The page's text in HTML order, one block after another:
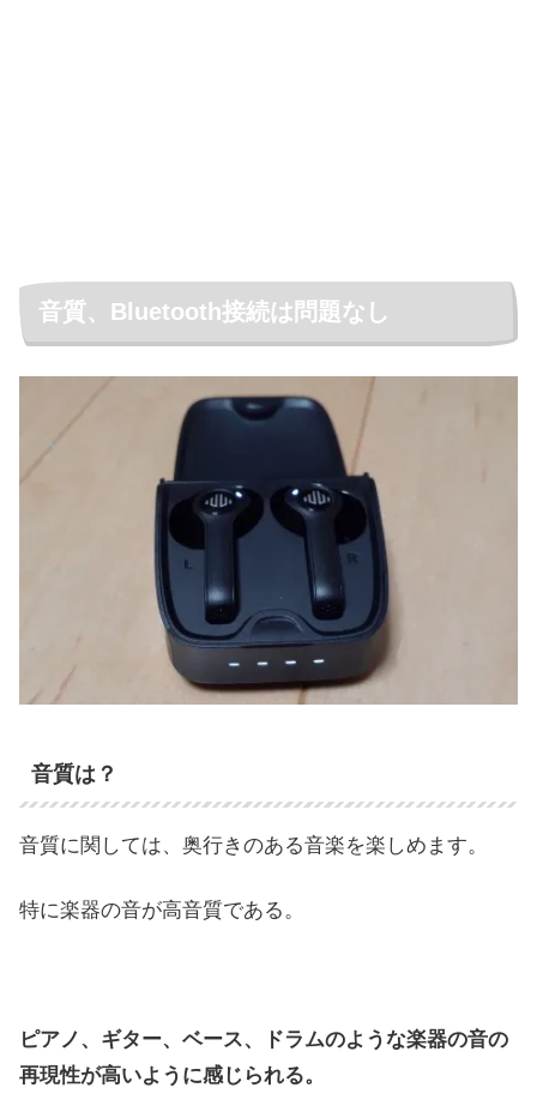
音質、Bluetooth接続は問題なし
音質は？
音質に関しては、奥行きのある音楽を楽しめます。
特に楽器の音が高音質である。
ピアノ、ギター、ベース、ドラムのような楽器の音の
再現性が高いように感じられる。